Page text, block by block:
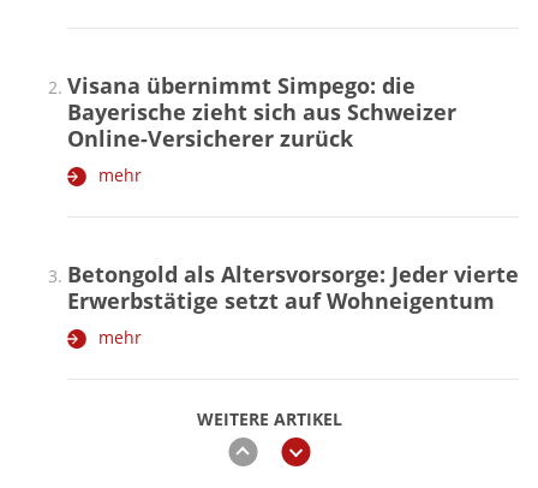
WEITERE ARTIKEL
zurückweiter
Visana übernimmt Simpego: die
Bayerische zieht sich aus Schweizer
Online-Versicherer zurück
mehr
Betongold als Altersvorsorge: Jeder vierte
Erwerbstätige setzt auf Wohneigentum
mehr